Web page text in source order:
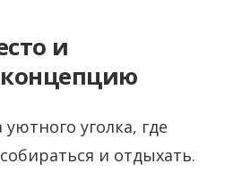
и
уголка, где
и отдыхать.